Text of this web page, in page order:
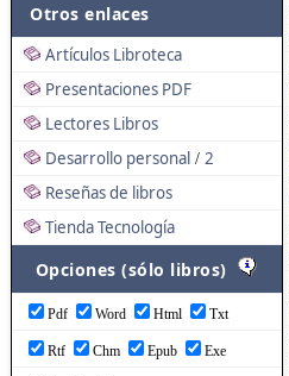
Otros enlaces
Artículos Libroteca
Presentaciones PDF
Lectores Libros
Desarrollo personal / 2
Reseñas de libros
Tienda Tecnología
Opciones (sólo libros)
Pdf Word Html Txt
Rtf Chm Epub Exe